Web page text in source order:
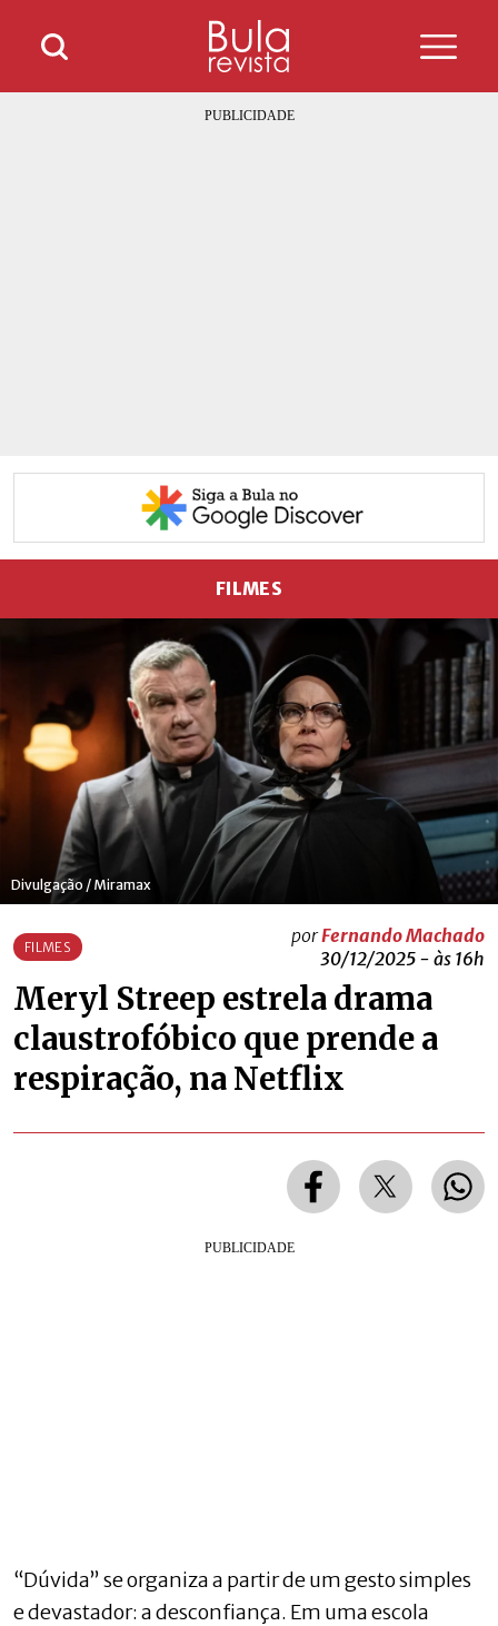
FILMES
Divulgação / Miramax
FILMES
porFernando Machado
30/12/2025 - às 16h
Meryl Streep estrela drama
claustrofóbico que prende a
respiração, na Netflix
“Dúvida” se organiza a partir de um gesto simples
e devastador: a desconfiança. Em uma escola